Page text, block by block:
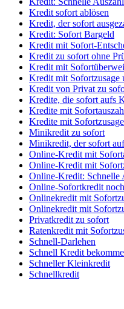
Kredit sofort ablösen
Kredit, der sofort
Kredit: Sofort Bargeld
Kredit mit Sofort-
Kredit zu sofort ohne
Kredit mit
Kredit mit
Kredit von Privat zu
Kredite, die sofort aufs
Kredite mit
Kredite mit Sofortzusage
Minikredit zu sofort
Minikredit, der sofort
Online-Kredit mit
Online-Kredit mit
Online-Kredit: Schnelle
Online-Sofortkredit
Onlinekredit mit
Onlinekredit mit
Privatkredit zu sofort
Ratenkredit mit
Schnell-Darlehen
Schnell Kredit
Schneller Kleinkredit
Schnellkredit